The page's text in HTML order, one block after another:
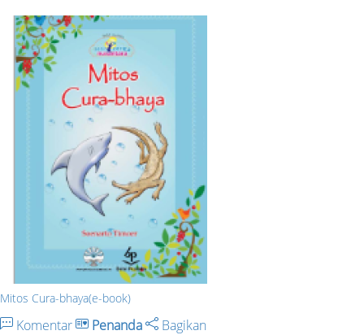
Mitos Cura-bhaya(e-book)
Komentar Penanda Bagikan